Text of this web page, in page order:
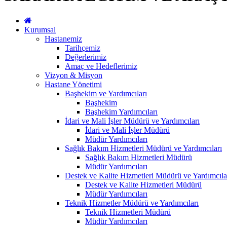
Kurumsal
Hastanemiz
Tarihçemiz
Değerlerimiz
Amaç ve Hedeflerimiz
Vizyon & Misyon
Hastane Yönetimi
Başhekim ve Yardımcıları
Başhekim
Başhekim Yardımcıları
İdari ve Mali İşler Müdürü ve Yardımcıları
İdari ve Mali İşler Müdürü
Müdür Yardımcıları
Sağlık Bakım Hizmetleri Müdürü ve Yardımcıları
Sağlık Bakım Hizmetleri Müdürü
Müdür Yardımcıları
Destek ve Kalite Hizmetleri Müdürü ve
Destek ve Kalite Hizmetleri Müdürü
Müdür Yardımcıları
Teknik Hizmetler Müdürü ve Yardımcıları
Teknik Hizmetleri Müdürü
Müdür Yardımcıları